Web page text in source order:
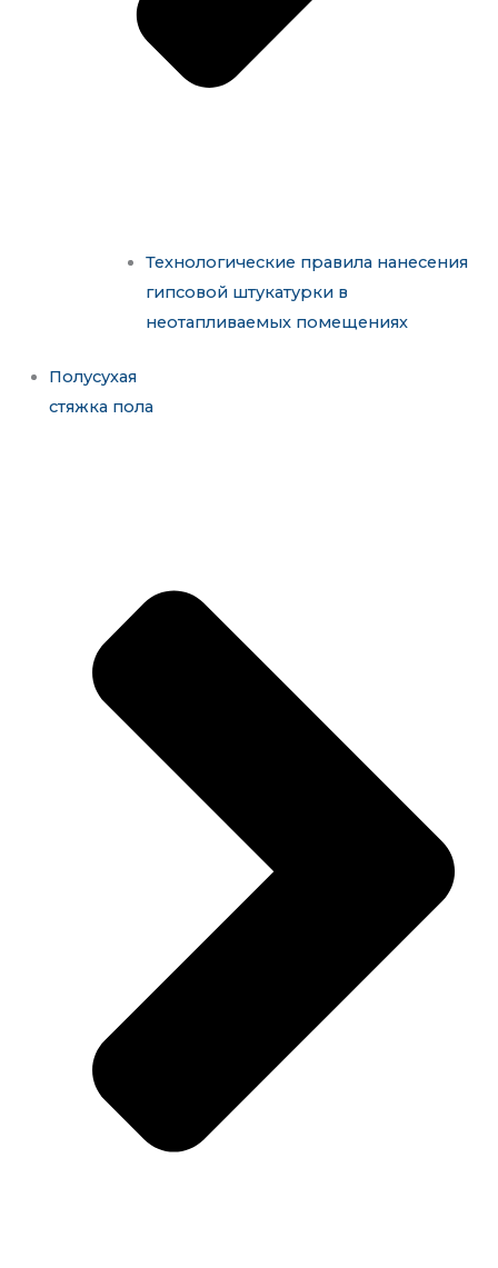
Технологические правила нанесения
гипсовой штукатурки в
неотапливаемых помещениях
Полусухая
стяжка пола